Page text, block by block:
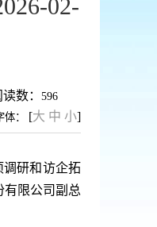
02-
数： 596
体：
[大 中 小]
研和访企拓
有限公司副总